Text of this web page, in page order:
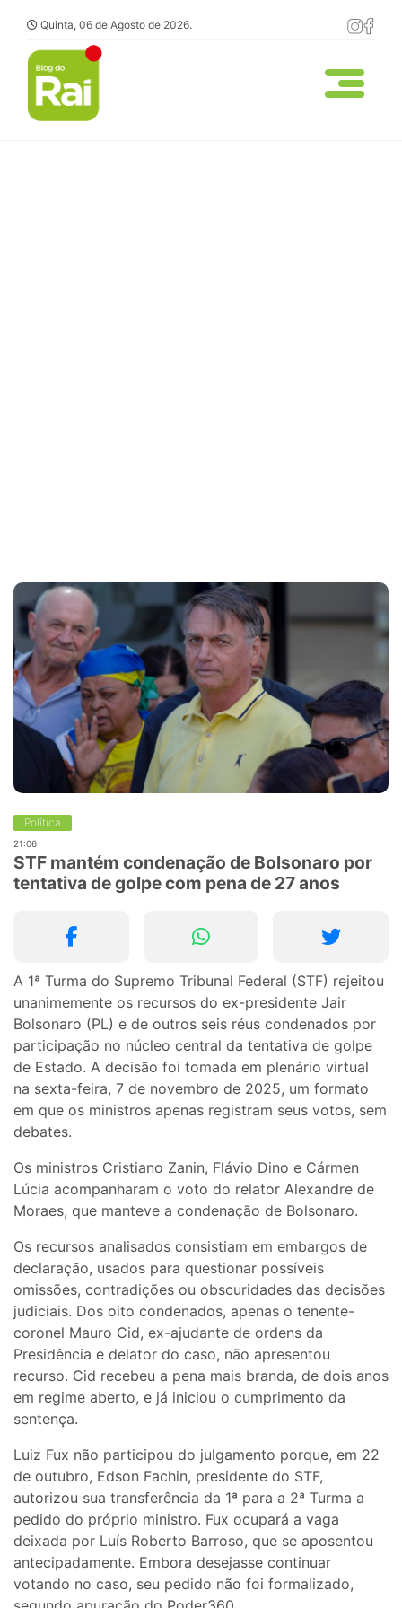
Quinta, 06 de Agosto de 2026.
Política
21:06
STF mantém condenação de Bolsonaro por
tentativa de golpe com pena de 27 anos
A 1ª Turma do Supremo Tribunal Federal (STF) rejeitou
unanimemente os recursos do ex-presidente Jair
Bolsonaro (PL) e de outros seis réus condenados por
participação no núcleo central da tentativa de golpe
de Estado. A decisão foi tomada em plenário virtual
na sexta-feira, 7 de novembro de 2025, um formato
em que os ministros apenas registram seus votos, sem
debates.
Os ministros Cristiano Zanin, Flávio Dino e Cármen
Lúcia acompanharam o voto do relator Alexandre de
Moraes, que manteve a condenação de Bolsonaro.
Os recursos analisados consistiam em embargos de
declaração, usados para questionar possíveis
omissões, contradições ou obscuridades das decisões
judiciais. Dos oito condenados, apenas o tenente-
coronel Mauro Cid, ex-ajudante de ordens da
Presidência e delator do caso, não apresentou
recurso. Cid recebeu a pena mais branda, de dois anos
em regime aberto, e já iniciou o cumprimento da
sentença.
Luiz Fux não participou do julgamento porque, em 22
de outubro, Edson Fachin, presidente do STF,
autorizou sua transferência da 1ª para a 2ª Turma a
pedido do próprio ministro. Fux ocupará a vaga
deixada por Luís Roberto Barroso, que se aposentou
antecipadamente. Embora desejasse continuar
votando no caso, seu pedido não foi formalizado,